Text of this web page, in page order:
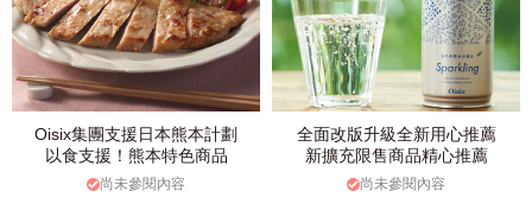
Oisix集團支援日本熊本計劃
以食支援！熊本特色商品
尚未參閱內容
全面改版升級全新用心推薦
新擴充限售商品精心推薦
尚未參閱內容